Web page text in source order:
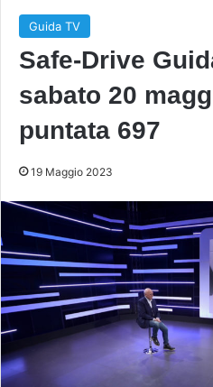
Guida TV
Safe-Drive
sabato 20
puntata 697
19 Maggio 2023